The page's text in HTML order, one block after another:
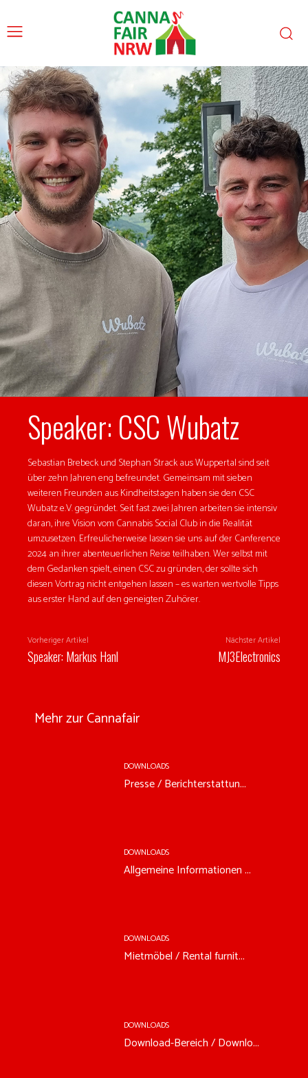
Speaker: CSC Wubatz
Sebastian Brebeck und Stephan Strack aus Wuppertal sind seit
über zehn Jahren eng befreundet. Gemeinsam mit sieben
weiteren Freunden aus Kindheitstagen haben sie den CSC
Wubatz e.V. gegründet. Seit fast zwei Jahren arbeiten sie intensiv
daran, ihre Vision vom Cannabis Social Club in die Realität
umzusetzen. Erfreulicherweise lassen sie uns auf der Canference
2024 an ihrer abenteuerlichen Reise teilhaben. Wer selbst mit
dem Gedanken spielt, einen CSC zu gründen, der sollte sich
diesen Vortrag nicht entgehen lassen – es warten wertvolle Tipps
aus erster Hand auf den geneigten Zuhörer.
Vorheriger Artikel
Speaker: Markus Hanl
Nächster Artikel
MJ3Electronics
Mehr zur Cannafair
DOWNLOADS
Presse / Berichterstattun...
DOWNLOADS
Allgemeine Informationen ...
DOWNLOADS
Mietmöbel / Rental furnit...
DOWNLOADS
Download-Bereich / Downlo...